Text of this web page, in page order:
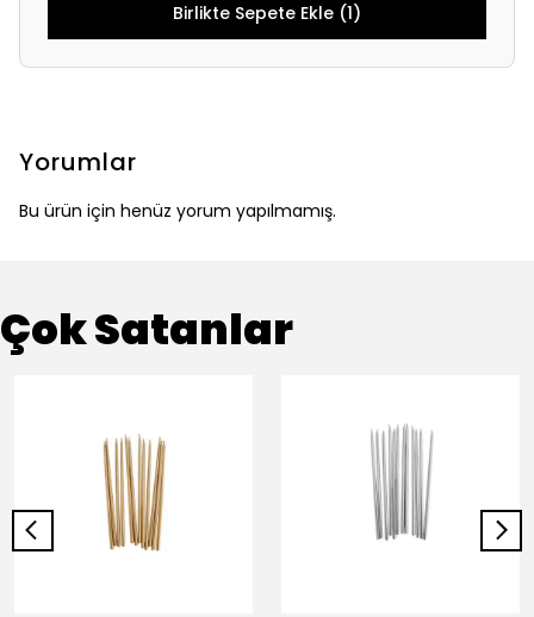
Birlikte Sepete Ekle (1)
Yorumlar
Bu ürün için henüz yorum yapılmamış.
Çok Satanlar